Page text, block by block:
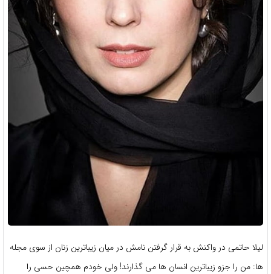
لیلا حاتمی در واکنش به قرار گرفتن نامش در میان زیباترین زنان از سوی مجله
ها: من را جزو زیباترین انسان ها می گذارند! ولی خودم همچین حسی را